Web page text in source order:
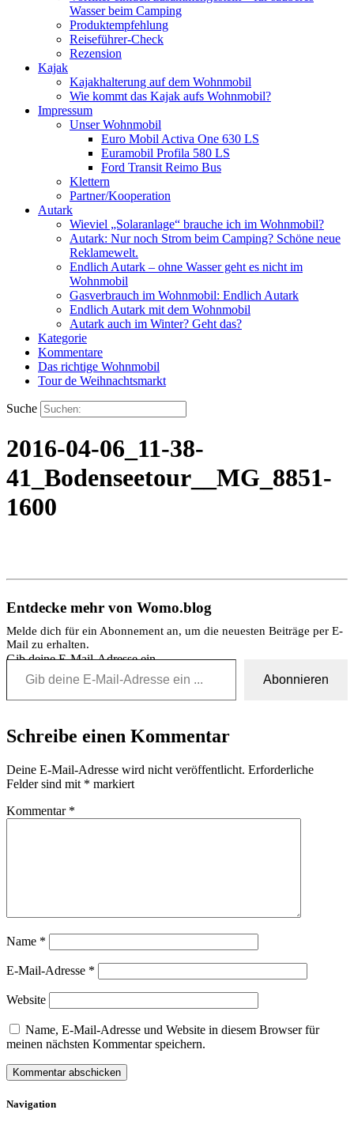
Wasser beim Camping
Produktempfehlung
Reiseführer-Check
Rezension
Kajak
Kajakhalterung auf dem Wohnmobil
Wie kommt das Kajak aufs Wohnmobil?
Impressum
Unser Wohnmobil
Euro Mobil Activa One 630 LS
Euramobil Profila 580 LS
Ford Transit Reimo Bus
Klettern
Partner/Kooperation
Autark
Wieviel „Solaranlage“ brauche ich im Wohnmobil?
Autark: Nur noch Strom beim Camping? Schöne neue
Reklamewelt.
Endlich Autark – ohne Wasser geht es nicht im
Wohnmobil
Gasverbrauch im Wohnmobil: Endlich Autark
Endlich Autark mit dem Wohnmobil
Autark auch im Winter? Geht das?
Kategorie
Kommentare
Das richtige Wohnmobil
Tour de Weihnachtsmarkt
Suche
2016-04-06_11-38-
41_Bodenseetour__MG_8851-
1600
Entdecke mehr von Womo.blog
Melde dich für ein Abonnement an, um die neuesten Beiträge per E-
Mail zu erhalten.
Gib deine E-Mail-Adresse ein ...
Abonnieren
Schreibe einen Kommentar
Deine E-Mail-Adresse wird nicht veröffentlicht. Erforderliche
Felder sind mit * markiert
Kommentar *
Name *
E-Mail-Adresse *
Website
Name, E-Mail-Adresse und Website in diesem Browser für
meinen nächsten Kommentar speichern.
Navigation